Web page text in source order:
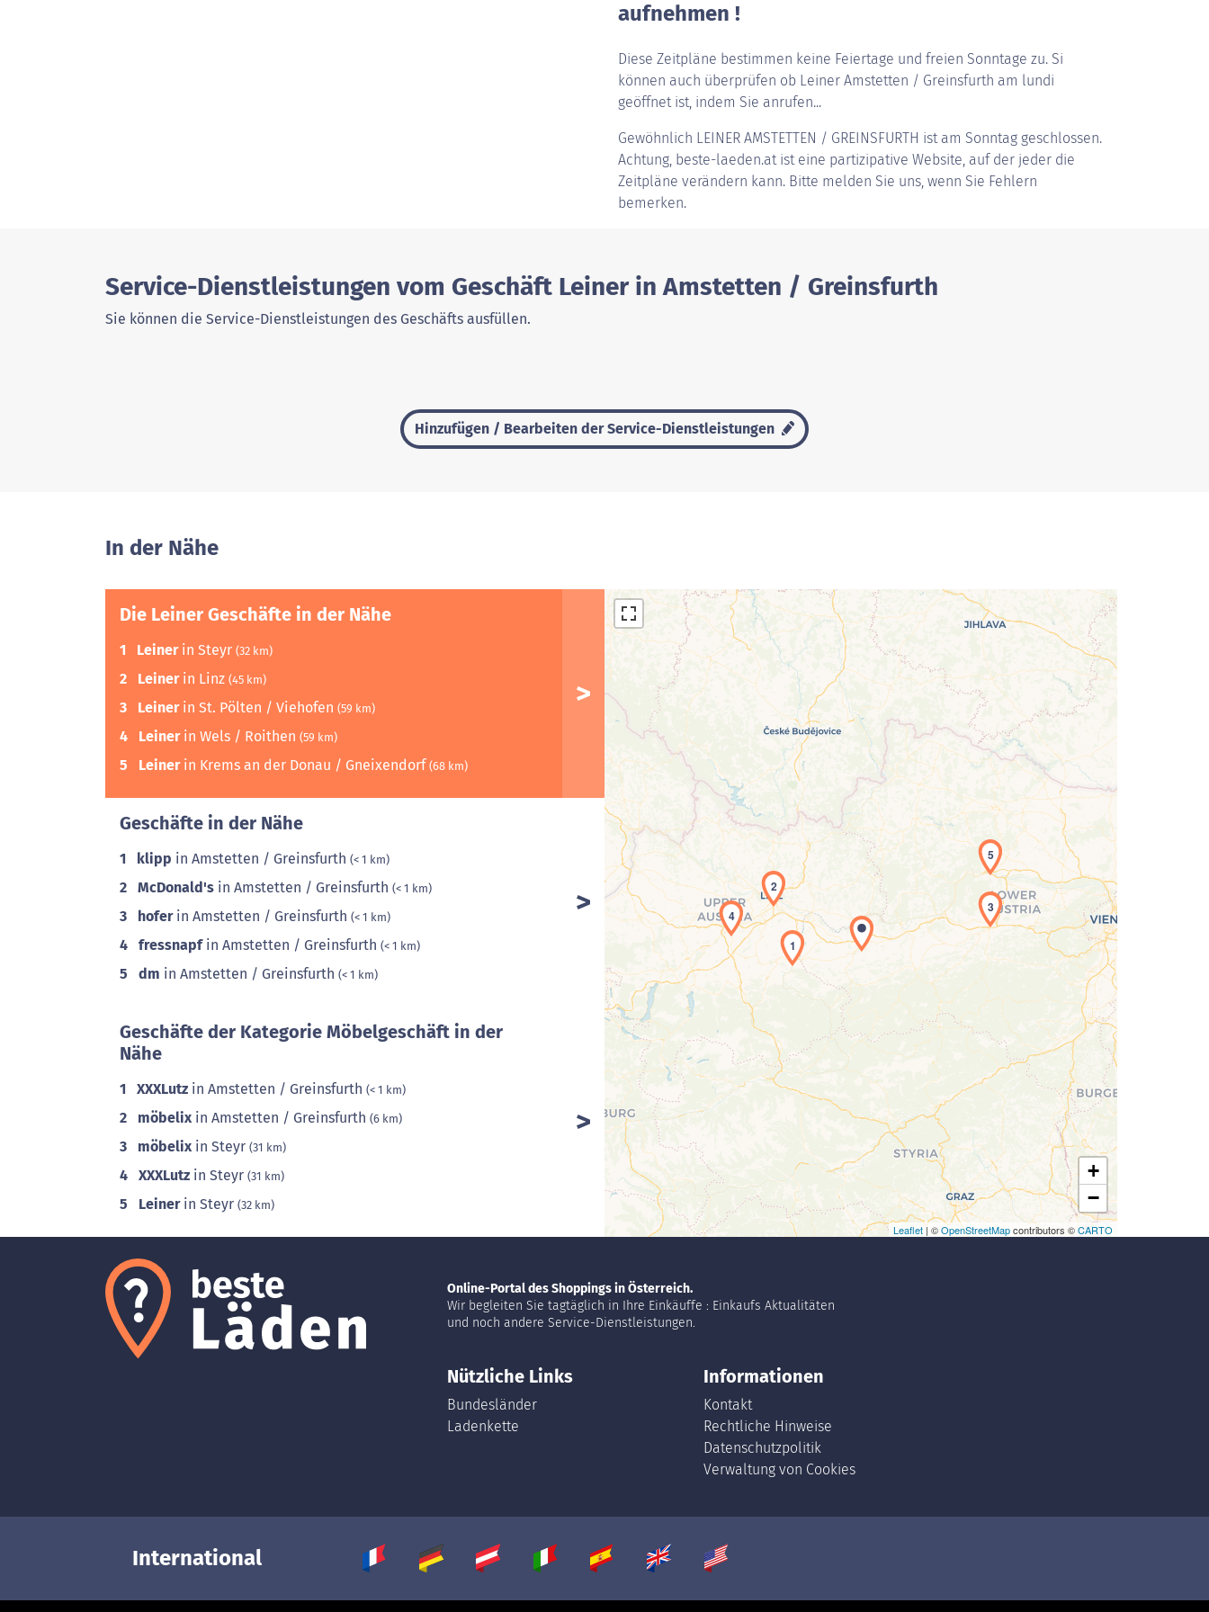
aufnehmen !
Diese Zeitpläne bestimmen keine Feiertage und freien Sonntage zu. Si
können auch überprüfen ob Leiner Amstetten / Greinsfurth am lundi
geöffnet ist, indem Sie anrufen...
Gewöhnlich LEINER AMSTETTEN / GREINSFURTH ist am Sonntag geschlossen.
Achtung, beste-laeden.at ist eine partizipative Website, auf der jeder die
Zeitpläne verändern kann. Bitte melden Sie uns, wenn Sie Fehlern
bemerken.
Service-Dienstleistungen vom Geschäft Leiner in Amstetten / Greinsfurth
Sie können die Service-Dienstleistungen des Geschäfts ausfüllen.
Hinzufügen / Bearbeiten der Service-Dienstleistungen
In der Nähe
Die Leiner Geschäfte in der Nähe
1 Leinerin Steyr (32 km)
2 Leinerin Linz (45 km)
3 Leinerin St. Pölten / Viehofen (59 km)
4 Leinerin Wels / Roithen (59 km)
5 Leinerin Krems an der Donau / Gneixendorf (68 km)
Geschäfte in der Nähe
1 klipp in Amstetten / Greinsfurth (< 1 km)
2 McDonald's in Amstetten / Greinsfurth (< 1 km)
3 hoferin Amstetten / Greinsfurth (< 1 km)
4 fressnapfin Amstetten / Greinsfurth (< 1 km)
5 dm in Amstetten / Greinsfurth (< 1 km)
Geschäfte der Kategorie Möbelgeschäft in der
Nähe
1 XXXLutz in Amstetten / Greinsfurth (< 1 km)
2 möbelix in Amstetten / Greinsfurth (6 km)
3 möbelix in Steyr (31 km)
4 XXXLutz in Steyr (31 km)
5 Leinerin Steyr (32 km)
Laden der Karte...
1
2
3
4
5
+
−
Leaflet| ©OpenStreetMapcontributors ©CARTO
Online-Portal des Shoppings in Österreich.
Wir begleiten Sie tagtäglich in Ihre Einkäuffe : Einkaufs Aktualitäten
und noch andere Service-Dienstleistungen.
Nützliche Links
Bundesländer
Ladenkette
Informationen
Kontakt
Rechtliche Hinweise
Datenschutzpolitik
Verwaltung von Cookies
International